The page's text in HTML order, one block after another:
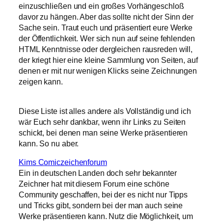
einzuschließen und ein großes Vorhängeschloß
davor zu hängen. Aber das sollte nicht der Sinn der
Sache sein. Traut euch und präsentiert eure Werke
der Öffentlichkeit. Wer sich nun auf seine fehlenden
HTML Kenntnisse oder dergleichen rausreden will,
der kriegt hier eine kleine Sammlung von Seiten, auf
denen er mit nur wenigen Klicks seine Zeichnungen
zeigen kann.
Diese Liste ist alles andere als Vollständig und ich
wär Euch sehr dankbar, wenn ihr Links zu Seiten
schickt, bei denen man seine Werke präsentieren
kann. So nu aber.
Kims Comiczeichenforum
Ein in deutschen Landen doch sehr bekannter
Zeichner hat mit diesem Forum eine schöne
Community geschaffen, bei der es nicht nur Tipps
und Tricks gibt, sondern bei der man auch seine
Werke präsentieren kann. Nutz die Möglichkeit, um